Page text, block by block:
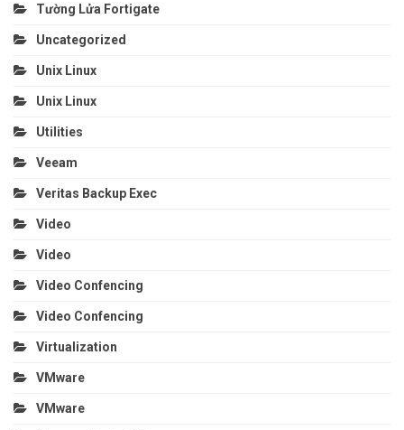
Tường Lửa Fortigate
Uncategorized
Unix Linux
Unix Linux
Utilities
Veeam
Veritas Backup Exec
Video
Video
Video Confencing
Video Confencing
Virtualization
VMware
VMware